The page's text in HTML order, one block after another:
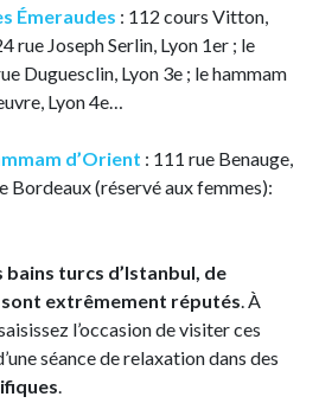
Émeraudes : 112 cours Vitton,
rue Joseph Serlin, Lyon 1er ; le
Duguesclin, Lyon 3e ; le hammam
Lyon 4e…
d’Orient : 111 rue Benauge,
Bordeaux (réservé aux femmes):
bains turcs d’Istanbul, de
extrêmement réputés. À
l’occasion de visiter ces
séance de relaxation dans des
.